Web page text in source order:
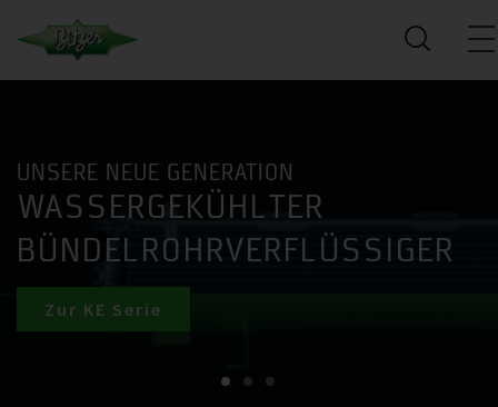
UNSERE NEUE GENERATION
WASSERGEKÜHLTER
BÜNDELROHRVERFLÜSSIGER
Zur KE Serie